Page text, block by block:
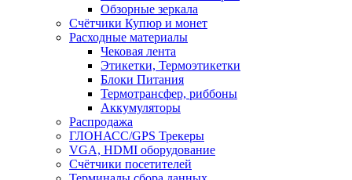
Обзорные зеркала
Счётчики Купюр и монет
Расходные материалы
Чековая лента
Этикетки, Термоэтикетки
Блоки Питания
Термотрансфер, риббоны
Аккумуляторы
Распродажа
ГЛОНАСС/GPS Трекеры
VGA, HDMI оборудование
Счётчики посетителей